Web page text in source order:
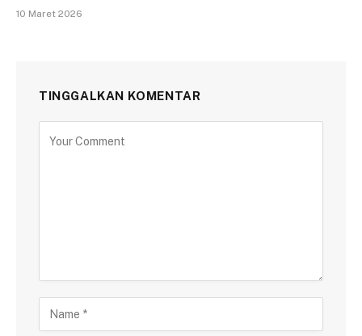
10 Maret 2026
TINGGALKAN KOMENTAR